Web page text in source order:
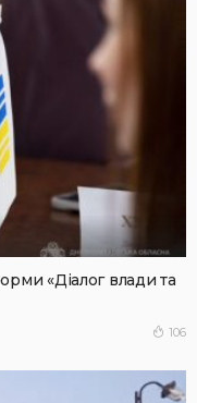
«Діалог влади та
106